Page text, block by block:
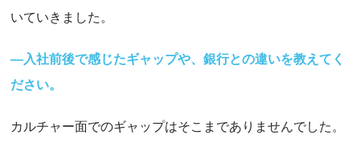
いていきました。
―入社前後で感じたギャップや、銀行との違いを教えてく
ださい。
カルチャー面でのギャップはそこまでありませんでした。